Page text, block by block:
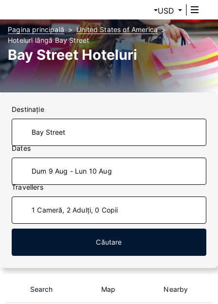
USD
Pagina principală
United States of America
Hoteluri lângă Bay Street
Bay Street Hoteluri
Destinaţie
Dates
Dum 9 Aug - Lun 10 Aug
Travellers
1 Cameră, 2 Adulți, 0 Copii
Căutare
Search Map Nearby